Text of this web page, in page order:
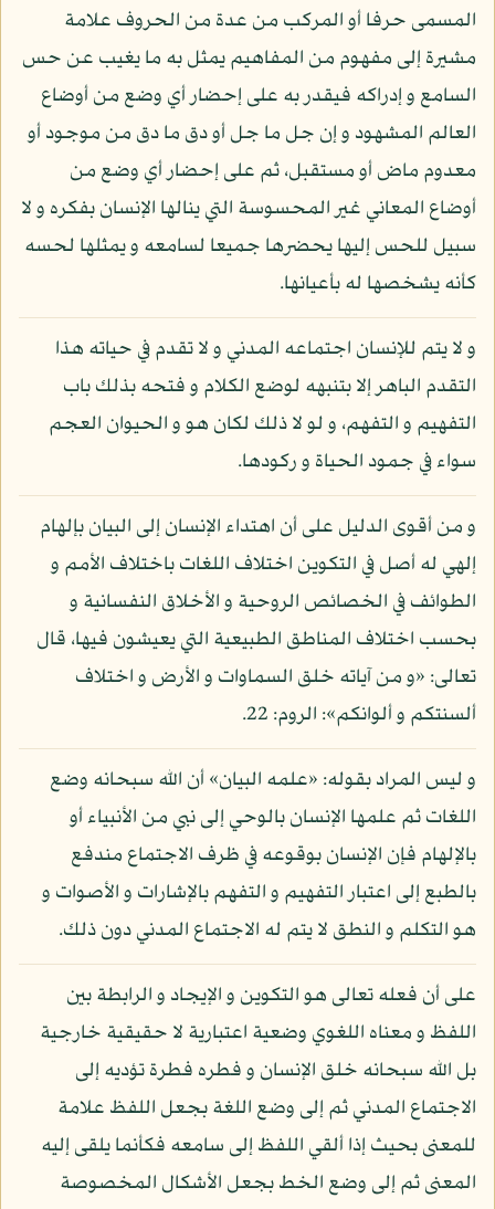
المسمى حرفا أو المركب من عدة من الحروف علامة
مشيرة إلى مفهوم من المفاهيم يمثل به ما يغيب عن حس
السامع و إدراكه فيقدر به على إحضار أي وضع من أوضاع
العالم المشهود و إن جل ما جل أو دق ما دق من موجود أو
معدوم ماض أو مستقبل، ثم على إحضار أي وضع من
أوضاع المعاني غير المحسوسة التي ينالها الإنسان بفكره و لا
سبيل للحس إليها يحضرها جميعا لسامعه و يمثلها لحسه
كأنه يشخصها له بأعيانها.
و لا يتم للإنسان اجتماعه المدني و لا تقدم في حياته هذا
التقدم الباهر إلا بتنبهه لوضع الكلام و فتحه بذلك باب
التفهيم و التفهم، و لو لا ذلك لكان هو و الحيوان العجم
سواء في جمود الحياة و ركودها.
و من أقوى الدليل على أن اهتداء الإنسان إلى البيان بإلهام
إلهي له أصل في التكوين اختلاف اللغات باختلاف الأمم و
الطوائف في الخصائص الروحية و الأخلاق النفسانية و
بحسب اختلاف المناطق الطبيعية التي يعيشون فيها، قال
تعالى: «و من آياته خلق السماوات و الأرض و اختلاف
ألسنتكم و ألوانكم»: الروم: 22.
و ليس المراد بقوله: «علمه البيان» أن الله سبحانه وضع
اللغات ثم علمها الإنسان بالوحي إلى نبي من الأنبياء أو
بالإلهام فإن الإنسان بوقوعه في ظرف الاجتماع مندفع
بالطبع إلى اعتبار التفهيم و التفهم بالإشارات و الأصوات و
هو التكلم و النطق لا يتم له الاجتماع المدني دون ذلك.
على أن فعله تعالى هو التكوين و الإيجاد و الرابطة بين
اللفظ و معناه اللغوي وضعية اعتبارية لا حقيقية خارجية
بل الله سبحانه خلق الإنسان و فطره فطرة تؤديه إلى
الاجتماع المدني ثم إلى وضع اللغة بجعل اللفظ علامة
للمعنى بحيث إذا ألقي اللفظ إلى سامعه فكأنما يلقى إليه
المعنى ثم إلى وضع الخط بجعل الأشكال المخصوصة